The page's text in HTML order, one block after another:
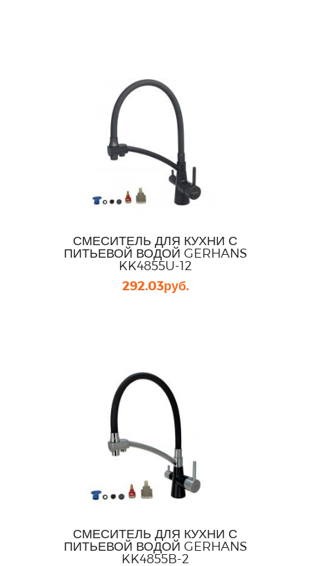
СМЕСИТЕЛЬ ДЛЯ КУХНИ С
ПИТЬЕВОЙ ВОДОЙ GERHANS
KK4855U-12
292.03руб.
СМЕСИТЕЛЬ ДЛЯ КУХНИ С
ПИТЬЕВОЙ ВОДОЙ GERHANS
KK4855B-2